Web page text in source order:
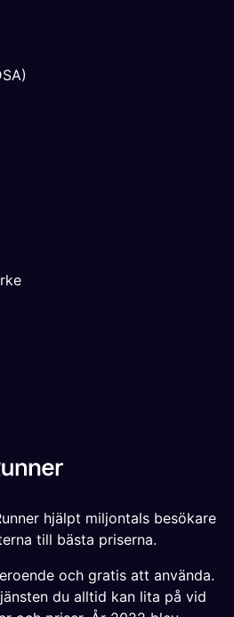
hjälpt miljontals besökare
till bästa priserna.
och gratis att använda.
du alltid kan lita på vid